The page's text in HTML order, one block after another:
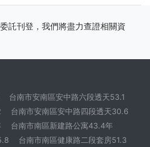
託刊登，我們將盡力查證相關資
台南市安南區安中路六段透天53.1
台南市安南區安中路四段透天30.6
台南市南區新建路公寓43.4年
台南市南區健康路二段套房51.3